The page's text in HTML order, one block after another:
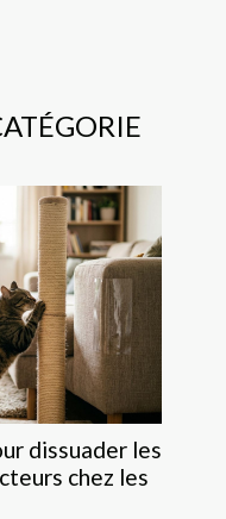
dissuader les
chez les